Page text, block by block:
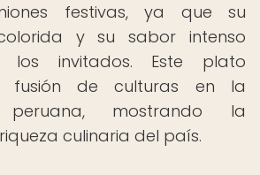
festivas, ya que su
y su sabor intenso
los invitados. Este plato
fusión de culturas en la
peruana, mostrando la
culinaria del país.